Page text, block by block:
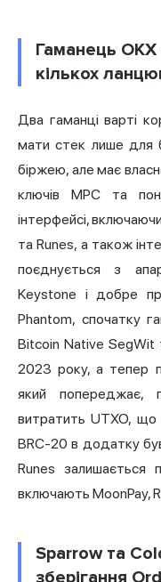
Гаманець
кількох
Два гаманці варті
мати стек лише для
біржею, але має
ключів MPC та
інтерфейсі,
та Runes, а також
поєднується з
Keystone і добре
Phantom, спочатку
Bitcoin Native SegWit
2023 року, а тепер
який попереджає,
витратить UTXO, що
BRC-20 в додатку
Runes залишається
включають MoonPay,
Sparrow та